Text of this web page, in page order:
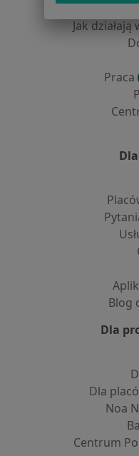
Jak
Praca
Blog
Dla
Dla
Noa
Centrum